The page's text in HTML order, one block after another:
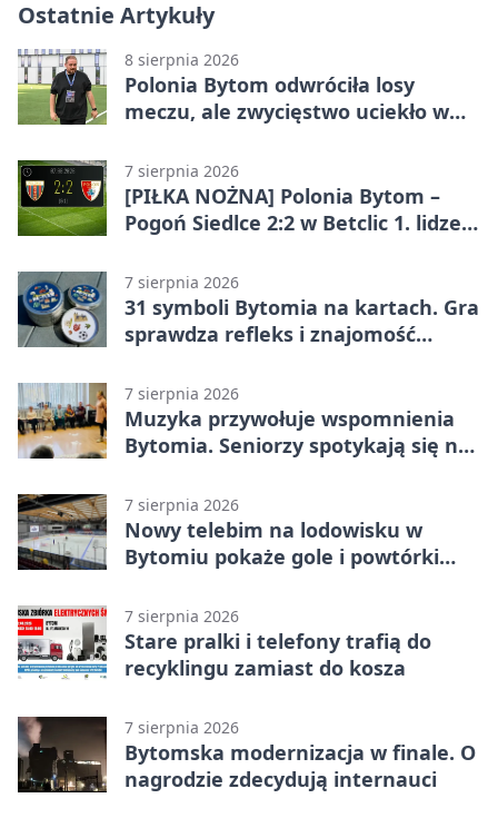
Ostatnie Artykuły
8 sierpnia 2026
Polonia Bytom odwróciła losy
meczu, ale zwycięstwo uciekło w
7 sierpnia 2026
[PIŁKA NOŻNA] Polonia Bytom –
Pogoń Siedlce 2:2 w Betclic 1. lidze.
ale stracili zwycięstwo
7 sierpnia 2026
31 symboli Bytomia na kartach. Gra
sprawdza refleks i znajomość
7 sierpnia 2026
Muzyka przywołuje wspomnienia
Bytomia. Seniorzy spotykają się na
7 sierpnia 2026
Nowy telebim na lodowisku w
Bytomiu pokaże gole i powtórki
7 sierpnia 2026
Stare pralki i telefony trafią do
recyklingu zamiast do kosza
7 sierpnia 2026
Bytomska modernizacja w finale. O
nagrodzie zdecydują internauci